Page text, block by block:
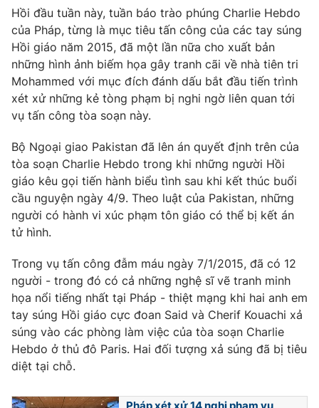
Hậu trường
Nhân vật
Khán giả
Giải sao mai
Điện ảnh
Âm nhạc
Sao
Đời sống
Du lịch
Làm đẹp
Chất lượng cuộc sống
Giáo dục
Tuyển sinh
Công nghệ
Hitech Công nghệ tương lai
Sản phẩm
Thị trường
Tư vấn
Giao lưu trực tuyến
Lịch phát sóng
Emagazine Podcast
Photo Infographic
Video Shorts video
VTV Money VTV Thể thao
Hồi đầu tuần này, tuần báo trào phúng Charlie Hebdo
của Pháp, từng là mục tiêu tấn công của các tay súng
Hồi giáo năm 2015, đã một lần nữa cho xuất bản
những hình ảnh biếm họa gây tranh cãi về nhà tiên tri
Mohammed với mục đích đánh dấu bắt đầu tiến trình
xét xử những kẻ tòng phạm bị nghi ngờ liên quan tới
vụ tấn công tòa soạn này.
Bộ Ngoại giao Pakistan đã lên án quyết định trên của
tòa soạn Charlie Hebdo trong khi những người Hồi
giáo kêu gọi tiến hành biểu tình sau khi kết thúc buổi
cầu nguyện ngày 4/9. Theo luật của Pakistan, những
người có hành vi xúc phạm tôn giáo có thể bị kết án
tử hình.
Trong vụ tấn công đẫm máu ngày 7/1/2015, đã có 12
người - trong đó có cả những nghệ sĩ vẽ tranh minh
họa nổi tiếng nhất tại Pháp - thiệt mạng khi hai anh em
tay súng Hồi giáo cực đoan Said và Cherif Kouachi xả
súng vào các phòng làm việc của tòa soạn Charlie
Hebdo ở thủ đô Paris. Hai đối tượng xả súng đã bị tiêu
diệt tại chỗ.